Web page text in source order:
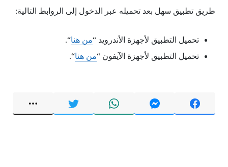
طريق تطبيق سهل بعد تحميله عبر الدخول إلى الروابط التالية:
تحميل التطبيق لأجهزة الأندرويد “من هنا“.
تحميل التطبيق لأجهزة الآيفون “من هنا“.